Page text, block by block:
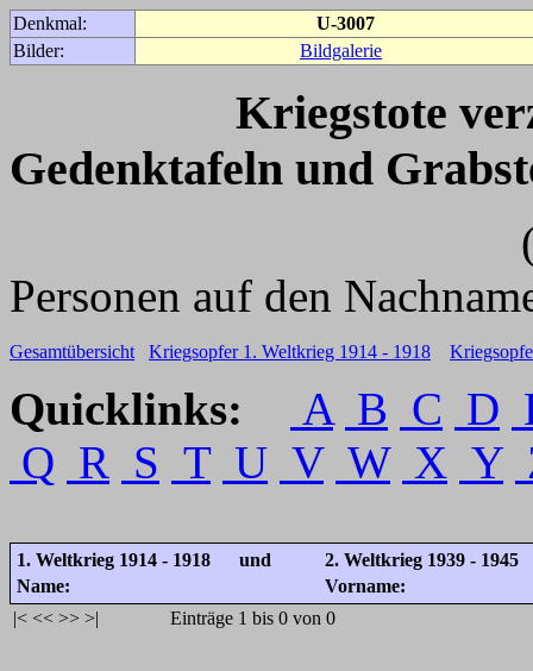
Denkmal:
U-3007
Bilder:
Bildgalerie
Kriegstote
Gedenktafeln und
(Für weitere
Personen auf den
Gesamtübersicht Kriegsopfer 1. Weltkrieg 1914 - 1918
Quicklinks: A B C D
Q R S T U V W X Y
1. Weltkrieg 1914 - 1918 und
2. Weltkrieg 1939 - 1945
Name:
Vorname:
|< << >> >| Einträge 1 bis 0 von 0